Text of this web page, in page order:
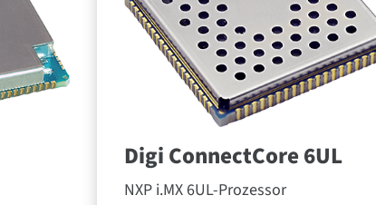
Digi ConnectCore 6UL
NXP i.MX 6UL-Prozessor